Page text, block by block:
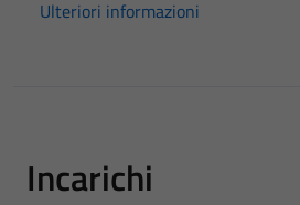
Ulteriori informazioni
Incarichi